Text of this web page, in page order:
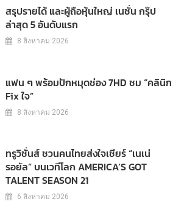
สรุปรายได้ และผู้ถือหุ้นใหญ่ เนชั่น กรุ๊ป
ล่าสุด 5 อันดับแรก
8 สิงหาคม 2026
แฟน ๆ พร้อมปักหมุดช่อง 7HD ชม “คลินิก
Fix ใจ”
8 สิงหาคม 2026
ทรูวิชั่นส์ ชวนคนไทยส่งใจเชียร์ “เนเน่
รอยัล” บนเวทีโลก AMERICA’S GOT
TALENT SEASON 21
6 สิงหาคม 2026